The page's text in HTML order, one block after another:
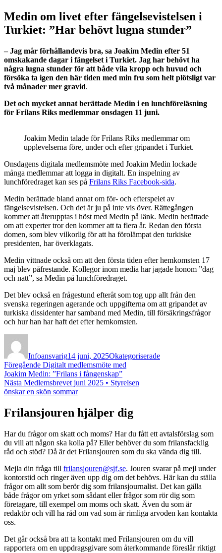
Medin om livet efter fängelsevistelsen i
Turkiet: ”Har behövt lugna stunder”
– Jag mår förhållandevis bra, sa Joakim Medin efter 51
omskakande dagar i fängelset i Turkiet. Jag har behövt ha
några lugna stunder för att både vila kropp och huvud och
försöka ta igen den här tiden med min fru som helt plötsligt var
två månader mer gravid.
Det och mycket annat berättade Medin i en lunchföreläsning
för Frilans Riks medlemmar onsdagen 11 juni.
Joakim Medin talade för Frilans Riks medlemmar om
upplevelserna före, under och efter gripandet i Turkiet.
Onsdagens digitala medlemsmöte med Joakim Medin lockade
många medlemmar att logga in digitalt. En inspelning av
lunchföredraget kan ses på Frilans Riks Facebook-sida.
Medin berättade bland annat om för- och efterspelet av
fängelsevistelsen. Och det är ju på inte vis över. Rättegången
kommer att återupptas i höst med Medin på länk. Medin berättade
om att experter tror den kommer att ta flera år. Redan den första
domen, som blev vilkorlig för att ha förolämpat den turkiske
presidenten, har överklagats.
Medin vittnade också om att den första tiden efter hemkomsten 17
maj blev påfrestande. Kollegor inom media har jagade honom ”dag
och natt”, sa Medin på lunchföredraget.
Det blev också en frågestund efteråt som tog upp allt från den
svenska regeringen agerande och uppgifterna om att gripandet av
turkiska dissidenter har samband med Medin, till försäkringsfrågor
och hur han har haft det efter hemkomsten.
Infoansvarig14 juni, 2025Okategoriserade
Inläggsnavigering
Föregående Föregående
inlägg:
Digitalt medlemsmöte med
Joakim Medin: ”Frilans i fångenskap”
Nästa Nästa
inlägg:
Medlemsbrevet juni 2025 • Styrelsen
önskar en skön sommar
Frilansjouren hjälper dig
Har du frågor om skatt och moms? Har du fått ett avtalsförslag som
du vill att någon ska kolla på? Eller behöver du som frilansfacklig
råd och stöd? Då är det Frilansjouren som du ska vända dig till.
Mejla din fråga till frilansjouren@sjf.se. Jouren svarar på mejl under
kontorstid och ringer även upp dig om det behövs. Här kan du ställa
frågor om allt som berör dig som frilansjournalist. Det kan gälla
både frågor om yrket som sådant eller frågor som rör dig som
företagare, till exempel om moms och skatt. Även du som är
redaktör och vill ha råd om vad som är rimliga arvoden kan kontakta
oss.
Det går också bra att ta kontakt med Frilansjouren om du vill
rapportera om en uppdragsgivare som återkommande föreslår riktigt